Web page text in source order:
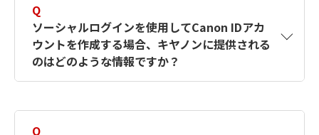
す。詳しい作成方法は【カメラ】Canon IDとは
何ですか？Canon IDの作成方法は？をご確認く
ださい。
Q
ソーシャルログインを使用してCanon IDアカ
ウントを作成する場合、キヤノンに提供される
のはどのような情報ですか？
Q